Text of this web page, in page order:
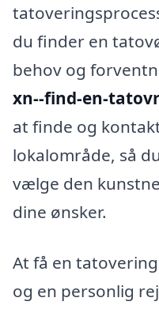
du finder en
behov og
xn--find-en-
at finde og
lokalområde, så
vælge den
dine ønsker.
At få en
og en personlig